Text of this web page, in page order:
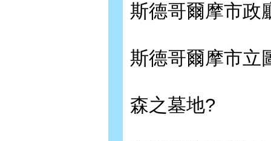
斯德哥爾摩市政
斯德哥爾摩市立
森之墓地?